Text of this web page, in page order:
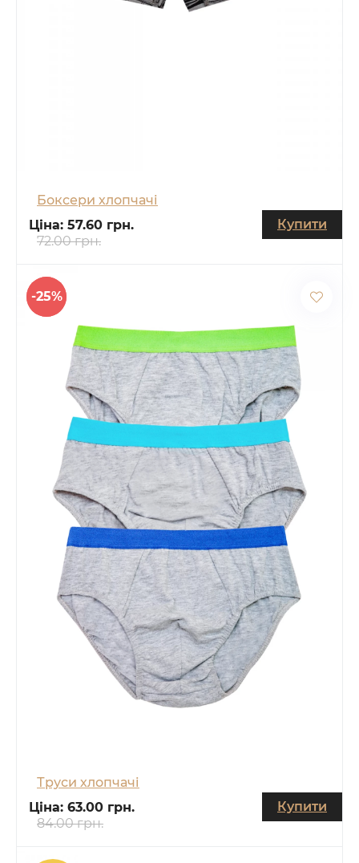
Боксери хлопчачі
Ціна: 57.60 грн.
72.00 грн.
Купити
-25%
Труси хлопчачі
Ціна: 63.00 грн.
84.00 грн.
Купити